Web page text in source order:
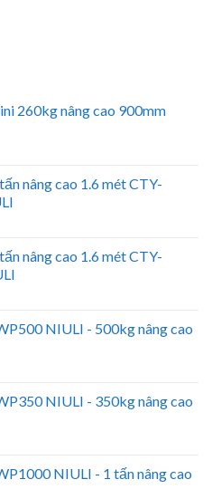
260kg nâng cao 900mm
nâng cao 1.6 mét CTY-
nâng cao 1.6 mét CTY-
NIULI - 500kg nâng cao
NIULI - 350kg nâng cao
NIULI - 1 tấn nâng cao